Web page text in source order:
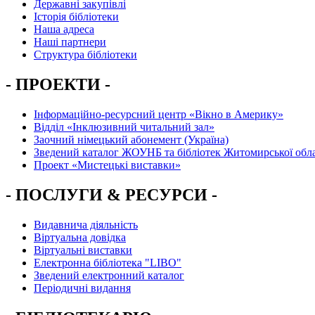
Державні закупівлі
Історія бібліотеки
Наша адреса
Наші партнери
Структура бібліотеки
- ПРОЕКТИ -
Інформаційно-ресурсний центр «Вікно в Америку»
Вiддiл «Інклюзивний читальний зал»
Заочний німецький абонемент (Україна)
Зведений каталог ЖОУНБ та бібліотек Житомирської
Проект «Мистецькі виставки»
- ПОСЛУГИ & РЕСУРСИ -
Видавнича діяльність
Віртуальна довідка
Віртуальні виставки
Електронна бібліотека "LIBO"
Зведений електронний каталог
Періодичні видання